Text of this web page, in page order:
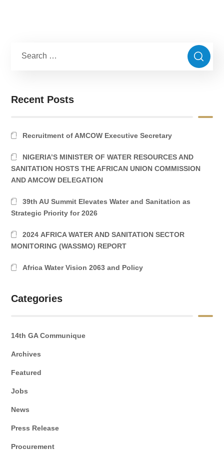
Recent Posts
Recruitment of AMCOW Executive Secretary
NIGERIA’S MINISTER OF WATER RESOURCES AND
SANITATION HOSTS THE AFRICAN UNION COMMISSION
AND AMCOW DELEGATION
39th AU Summit Elevates Water and Sanitation as
Strategic Priority for 2026
2024 AFRICA WATER AND SANITATION SECTOR
MONITORING (WASSMO) REPORT
Africa Water Vision 2063 and Policy
Categories
14th GA Communique
Archives
Featured
Jobs
News
Press Release
Procurement